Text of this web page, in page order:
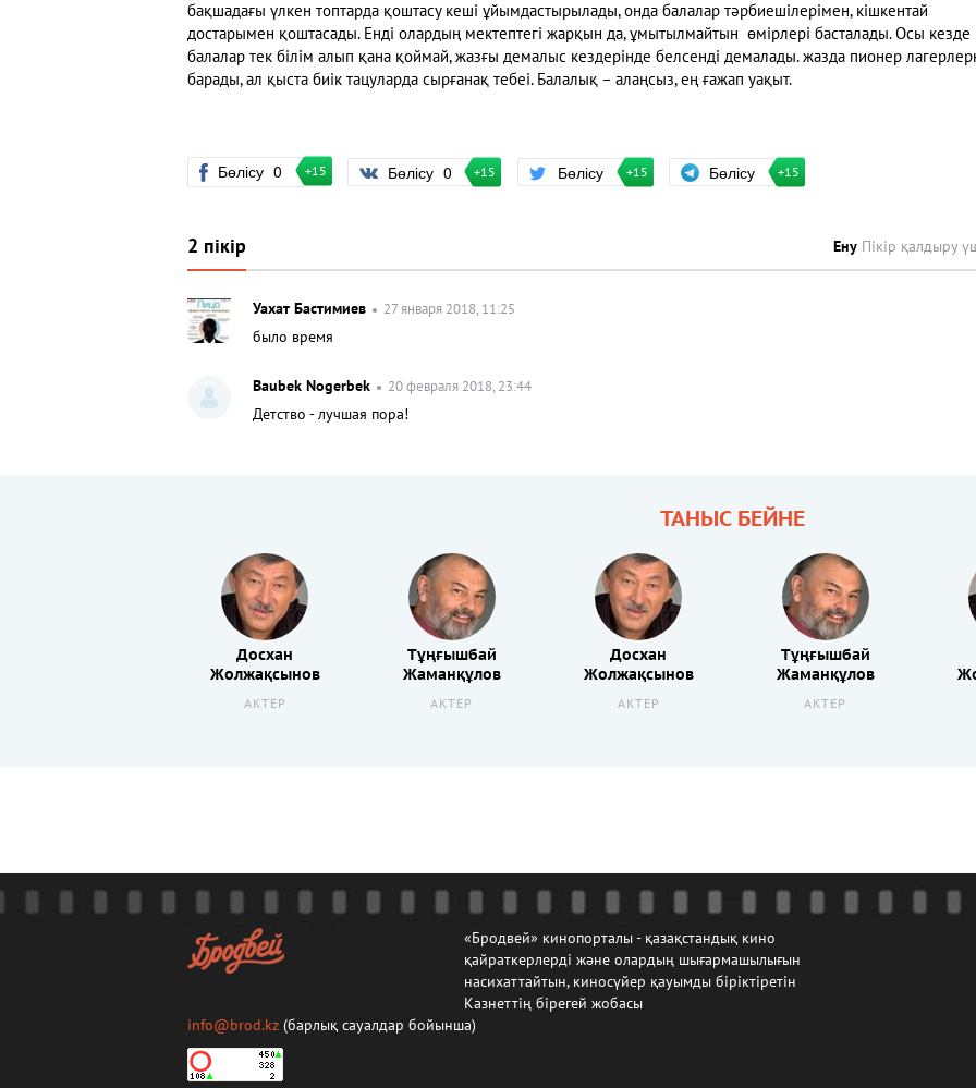
бақшадағы үлкен топтарда қоштасу кеші ұйымдастырылады, онда балалар тәрбиешілерімен, кішкентай
достарымен қоштасады. Енді олардың мектептегі жарқын да, ұмытылмайтын өмірлері басталады. Осы кезде
балалар тек білім алып қана қоймай, жазғы демалыс кездерінде белсенді демалады. жазда пионер
барады, ал қыста биік тацуларда сырғанақ тебеі. Балалық – алаңсыз, ең ғажап уақыт.
Бөлісу 0 +15 Бөлісу 0 +15 Бөлісу +15 Бөлісу +15
2 пікір Ену Пікір қалдыру
Уахат Бастимиев 27 января 2018, 11:25
было время
Baubek Nogerbek 20 февраля 2018, 23:44
Детство - лучшая пора!
ТАНЫС БЕЙНЕ
Досхан
Жолжақсынов
АКТЕР
Тұңғышбай
Жаманқұлов
АКТЕР
Досхан
Жолжақсынов
АКТЕР
Тұңғышбай
Жаманқұлов
АКТЕР
«Бродвей» кинопорталы - қазақстандық кино
қайраткерлерді және олардың шығармашылығын
насихаттайтын, киносүйер қауымды біріктіретін
Казнеттің бірегей жобасы
info@brod.kz (барлық сауалдар бойынша)